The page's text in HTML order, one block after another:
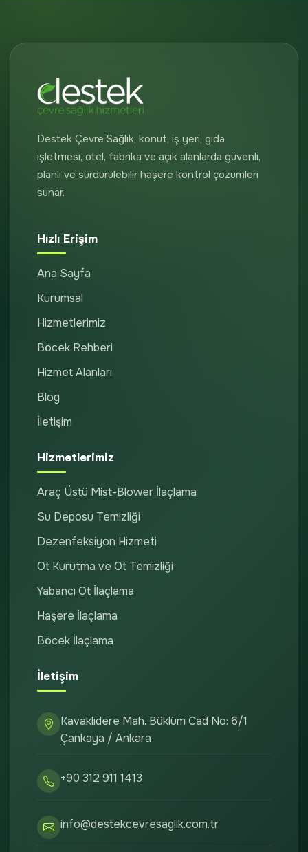
Destek Çevre Sağlık; konut, iş yeri, gıda
işletmesi, otel, fabrika ve açık alanlarda güvenli,
planlı ve sürdürülebilir haşere kontrol çözümleri
sunar.
Hızlı Erişim
Ana Sayfa
Kurumsal
Hizmetlerimiz
Böcek Rehberi
Hizmet Alanları
Blog
İletişim
Hizmetlerimiz
Araç Üstü Mist-Blower İlaçlama
Su Deposu Temizliği
Dezenfeksiyon Hizmeti
Ot Kurutma ve Ot Temizliği
Yabancı Ot İlaçlama
Haşere İlaçlama
Böcek İlaçlama
İletişim
Kavaklıdere Mah. Büklüm Cad No: 6/1
Çankaya / Ankara
+90 312 911 1413
info@destekcevresaglik.com.tr